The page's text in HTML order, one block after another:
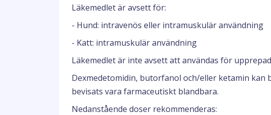
Läkemedlet är avsett för:
- Hund: intravenös eller intramuskulär användning
- Katt: intramuskulär användning
Läkemedlet är inte avsett att användas för
Dexmedetomidin, butorfanol och/eller ketamin kan
bevisats vara farmaceutiskt blandbara.
Nedanstående doser rekommenderas: